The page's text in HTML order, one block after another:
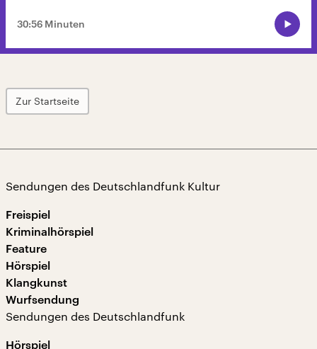
30:56 Minuten
Zur Startseite
Sendungen des Deutschlandfunk Kultur
Freispiel
Kriminalhörspiel
Feature
Hörspiel
Klangkunst
Wurfsendung
Sendungen des Deutschlandfunk
Hörspiel